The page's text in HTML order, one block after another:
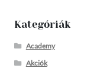
Kategóriák
Academy
Akciók